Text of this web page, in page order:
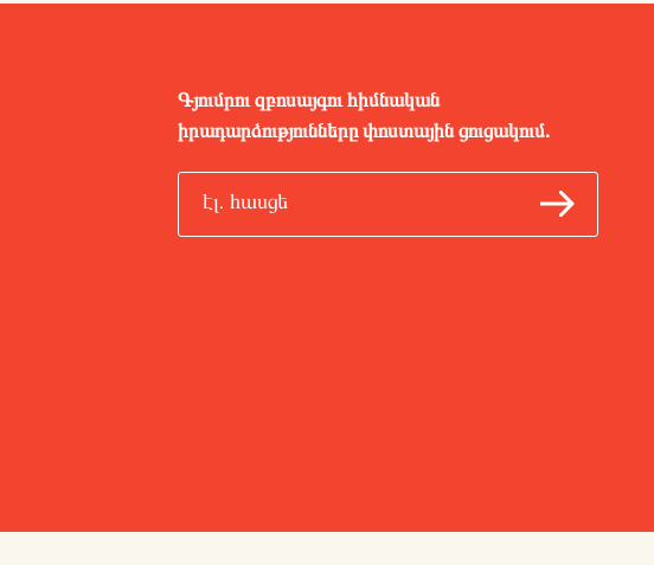
Գյումրու զբոսայգու հիմնական
իրադարձությունները փոստային ցուցակում.